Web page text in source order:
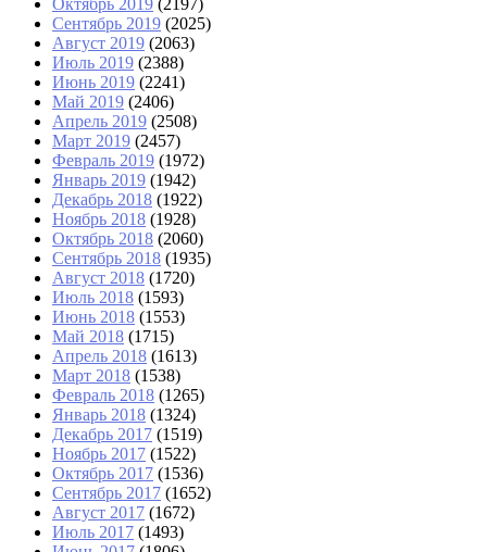
Октябрь 2019 (2197)
Сентябрь 2019 (2025)
Август 2019 (2063)
Июль 2019 (2388)
Июнь 2019 (2241)
Май 2019 (2406)
Апрель 2019 (2508)
Март 2019 (2457)
Февраль 2019 (1972)
Январь 2019 (1942)
Декабрь 2018 (1922)
Ноябрь 2018 (1928)
Октябрь 2018 (2060)
Сентябрь 2018 (1935)
Август 2018 (1720)
Июль 2018 (1593)
Июнь 2018 (1553)
Май 2018 (1715)
Апрель 2018 (1613)
Март 2018 (1538)
Февраль 2018 (1265)
Январь 2018 (1324)
Декабрь 2017 (1519)
Ноябрь 2017 (1522)
Октябрь 2017 (1536)
Сентябрь 2017 (1652)
Август 2017 (1672)
Июль 2017 (1493)